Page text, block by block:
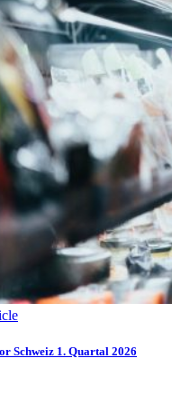
Schweiz 1. Quartal 2026